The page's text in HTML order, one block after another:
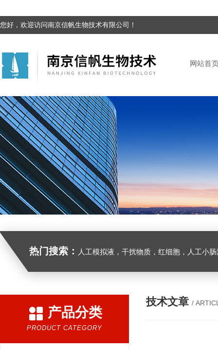
您好，欢迎访问南京信帆生物技术有限公司！
网站首
热门搜索： 人工模拟液，干扰物质，红细胞，人工小
产品分类
PRODUCT CATEGORY
技术文章 /